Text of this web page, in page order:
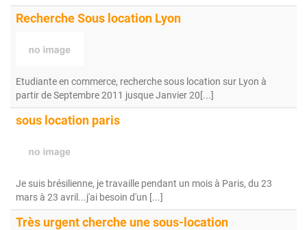
Recherche Sous location Lyon
Etudiante en commerce, recherche sous location sur Lyon à
partir de Septembre 2011 jusque Janvier 20[...]
sous location paris
Je suis brésilienne, je travaille pendant un mois à Paris, du 23
mars à 23 avril...j'ai besoin d'un [...]
Très urgent cherche une sous-location